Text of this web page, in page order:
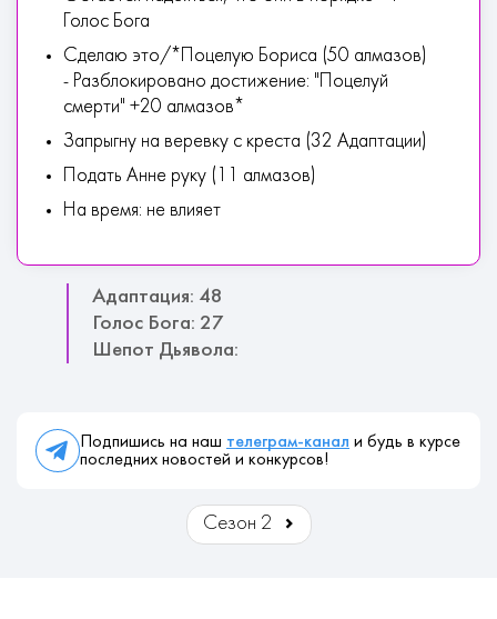
Голос Бога
Сделаю это/*Поцелую Бориса (50 алмазов)
- Разблокировано достижение: "Поцелуй
смерти" +20 алмазов*
Запрыгну на веревку с креста (32 Адаптации)
Подать Анне руку (11 алмазов)
На время: не влияет
Адаптация: 48
Голос Бога: 27
Шепот Дьявола:
Подпишись на наш телеграм-канал и будь в курсе
последних новостей и конкурсов!
Сезон 2